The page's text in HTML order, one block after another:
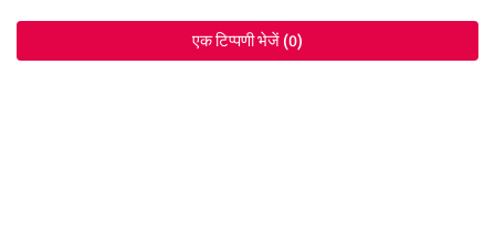
एक टिप्पणी भेजें (0)